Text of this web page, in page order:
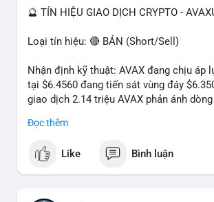
🔮 TÍN HIỆU GIAO DỊCH CRYPTO -
Loại tín hiệu: 🔴 BÁN (Short/Sell)
Nhận định kỹ thuật: AVAX đang chịu áp
tại $6.4560 đang tiến sát vùng đáy
giao dịch 2.14 triệu AVAX phản ánh
- Vùng Entry: $6.4500 - $6.4800
- Mục tiêu chốt lời (Take Profit - TP):
Đọc thêm
Like Bình luận